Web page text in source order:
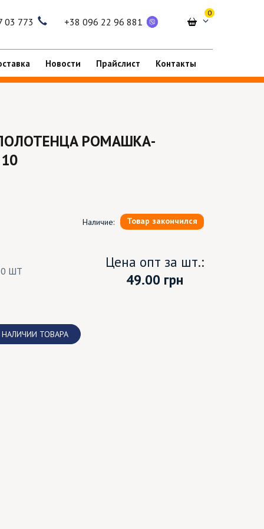
03 773 +38 096 22 96 881
0
Новости Прайслист Контакты
РОМАШКА-
Наличие: Товар закончился
ШТ
Цена опт за шт.:
49.00 грн
ТОВАРА